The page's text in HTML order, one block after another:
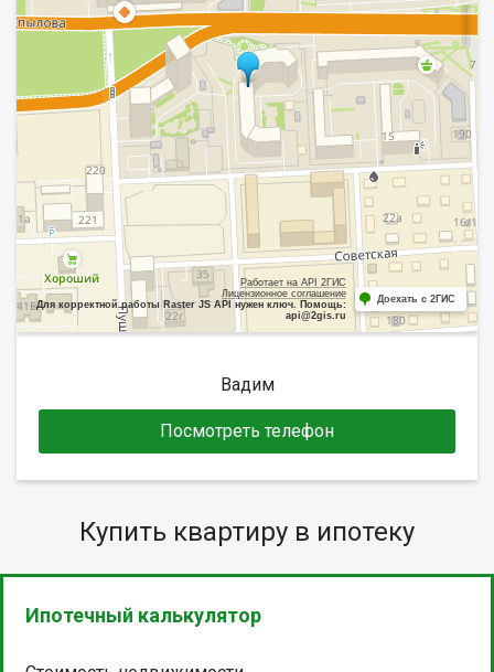
Работает на API 2ГИС
Лицензионное соглашение
Для корректной работы Raster JS API нужен ключ. Помощь:
api@2gis.ru
Доехать с 2ГИС
Вадим
Посмотреть телефон
Купить квартиру в ипотеку
Ипотечный калькулятор